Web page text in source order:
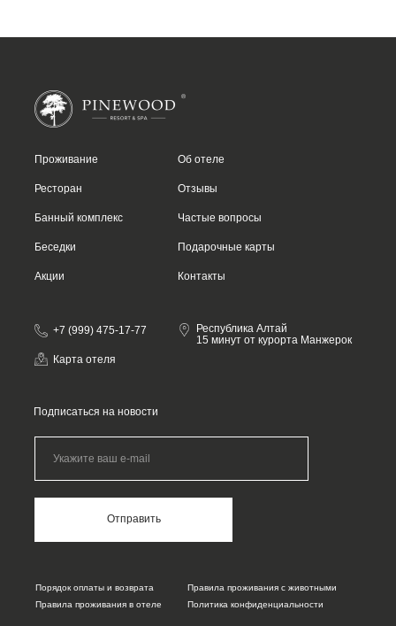
Карта отеля
Республика Алтай
15 минут от курорта Манжерок
+7 (999) 475-17-77
Отправить
Подписаться на новости
Политика конфиденциальности
Правила проживания с животными
Правила проживания в отеле
Порядок оплаты и возврата
Об отеле
Отзывы
Частые вопросы
Подарочные карты
Контакты
Проживание
Ресторан
Банный комплекс
Беседки
Акции